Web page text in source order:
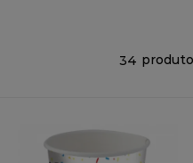
34